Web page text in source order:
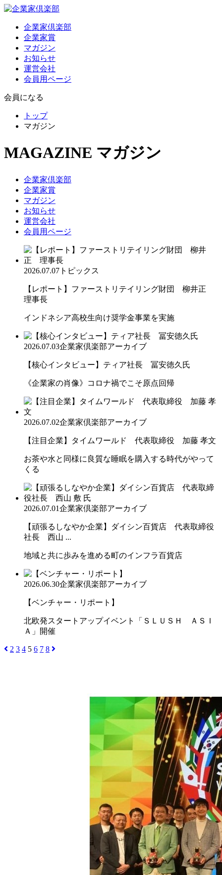
企業家倶楽部
企業家賞
マガジン
お知らせ
運営会社
会員用ページ
会員になる
トップ
マガジン
MAGAZINE マガジン
企業家倶楽部
企業家賞
マガジン
お知らせ
運営会社
会員用ページ
2026.07.07 トピックス
【レポート】ファーストリテイリング財団 柳井正
理事長
インドネシア高校生向け奨学金事業を実施
2026.07.03企業家倶楽部アーカイブ
【核心インタビュー】ティア社長 冨安徳久氏
《企業家の肖像》コロナ禍でこそ原点回帰
2026.07.02企業家倶楽部アーカイブ
【注目企業】タイムワールド 代表取締役 加藤 孝文
お茶や水と同様に良質な睡眠を購入する時代がやって
くる
2026.07.01企業家倶楽部アーカイブ
【頑張るしなやか企業】ダイシン百貨店 代表取締役
社長 西山 ...
地域と共に歩みを進める町のインフラ百貨店
2026.06.30企業家倶楽部アーカイブ
【ベンチャー・リポート】
北欧発スタートアップイベント「ＳＬＵＳＨ ＡＳＩ
Ａ」開催
2 3 4 5 6 7 8